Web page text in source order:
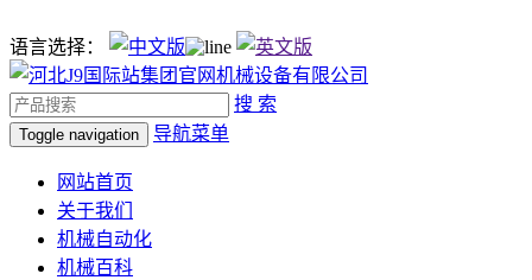
语言选择：
搜 索
Toggle navigation 导航菜单
网站首页
关于我们
机械自动化
机械百科